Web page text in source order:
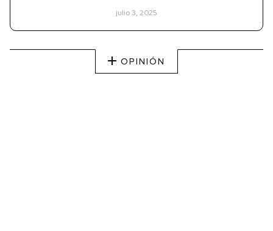
julio 3, 2025
OPINIÓN